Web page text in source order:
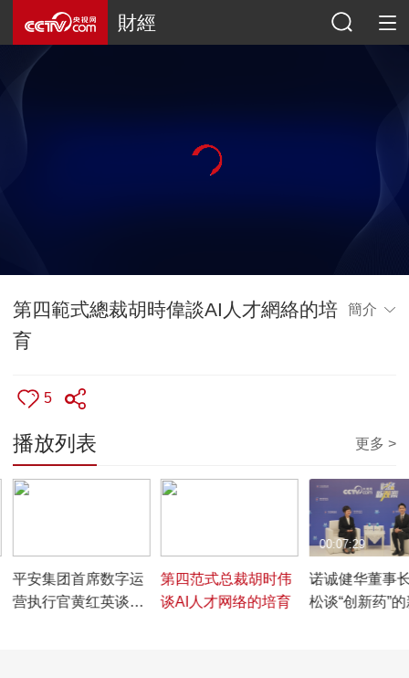
財經
第四範式總裁胡時偉談AI人才網絡的培
育
簡介
5
播放列表 更多 >
平安集团首席数字运
营执行官黄红英谈科
第四范式总裁胡时伟
谈AI人才网络的培育
诺诚健华董事
松谈“创新药”
00:07:29